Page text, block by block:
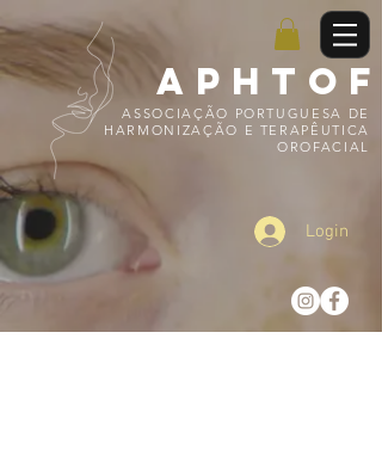
APHTOF
ASSOCIAÇÃO PORTUGUESA DE
HARMONIZAÇÃO E TERAPÊUTICA
OROFACIAL
Login